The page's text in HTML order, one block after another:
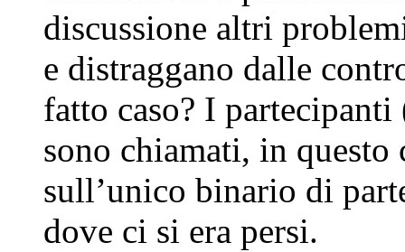
discussione altri
e distraggano dalle
fatto caso? I
sono chiamati, in
sull’unico binario di
dove ci si era persi.